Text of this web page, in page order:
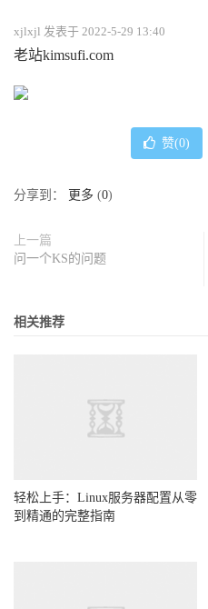
xjlxjl 发表于 2022-5-29 13:40
老站kimsufi.com
赞(0)
分享到： 更多 (0)
上一篇
问一个KS的问题
相关推荐
轻松上手：Linux服务器配置从零
到精通的完整指南